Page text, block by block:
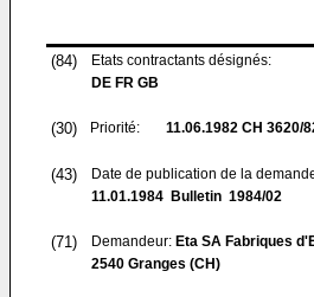
(84)
Etats contractants désignés:
DE FR GB
(30) Priorité: 11.06.1982 CH 3620/
(43)
Date de publication de la
11.01.1984 Bulletin 1984/02
(71) Demandeur: Eta SA Fabriques
2540 Granges (CH)